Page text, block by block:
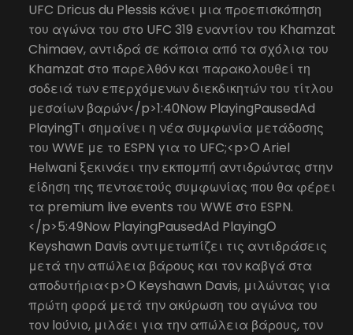
UFC Dricus du Plessis κάνει μια προεπισκόπηση
του αγώνα του στο UFC 319 εναντίον του Khamzat
Chimaev, αντιδρά σε κάποια από τα σχόλια του
Khamzat στο παρελθόν και παρακολουθεί τη
σοδειά των επερχόμενων διεκδικητών του τίτλου
μεσαίων βαρών</p>1:40Now PlayingPausedAd
PlayingΤι σημαίνει η νέα συμφωνία μετάδοσης
του WWE με το ESPN για το UFC;<p>Ο Ariel
Helwani ξεκινάει την εκπομπή αντιδρώντας στην
είδηση της πενταετούς συμφωνίας που θα φέρει
τα premium live events του WWE στο ESPN.
</p>5:49Now PlayingPausedAd PlayingΟ
Keyshawn Davis αντιμετωπίζει τις αντιδράσεις
μετά την απώλεια βάρους και τον καβγά στα
αποδυτήρια<p>Ο Keyshawn Davis, μιλώντας για
πρώτη φορά μετά την ακύρωση του αγώνα του
τον Ιούνιο, μιλάει για την απώλεια βάρους, τον